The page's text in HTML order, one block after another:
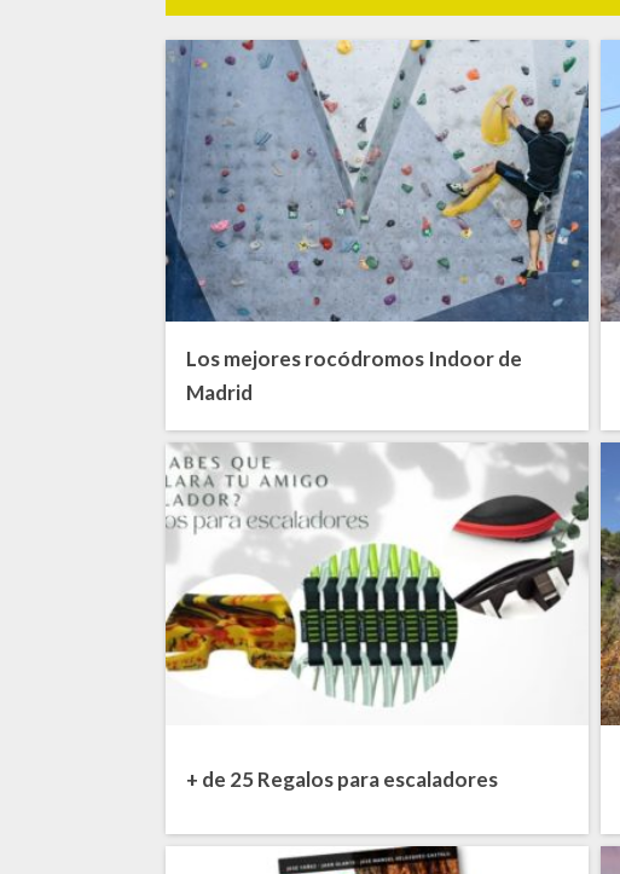
Los mejores rocódromos Indoor de
Madrid
+ de 25 Regalos para escaladores